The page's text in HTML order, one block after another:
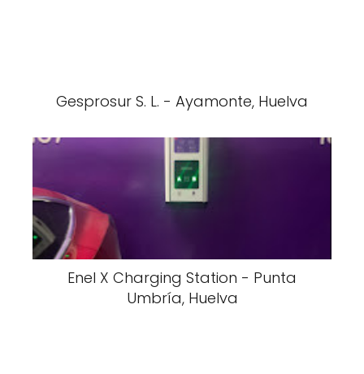
Gesprosur S. L. - Ayamonte, Huelva
Enel X Charging Station - Punta
Umbría, Huelva